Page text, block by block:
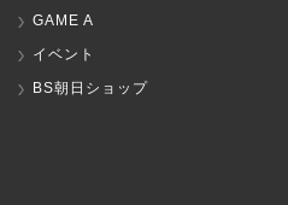
GAME A
イベント
BS朝日ショップ